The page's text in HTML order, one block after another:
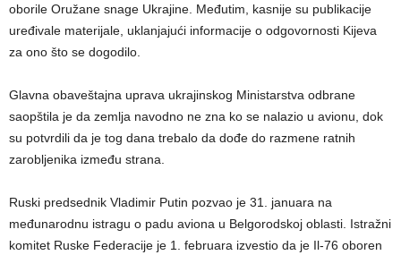
oborile Oružane snage Ukrajine. Međutim, kasnije su publikacije
uređivale materijale, uklanjajući informacije o odgovornosti Kijeva
za ono što se dogodilo.
Glavna obaveštajna uprava ukrajinskog Ministarstva odbrane
saopštila je da zemlja navodno ne zna ko se nalazio u avionu, dok
su potvrdili da je tog dana trebalo da dođe do razmene ratnih
zarobljenika između strana.
Ruski predsednik Vladimir Putin pozvao je 31. januara na
međunarodnu istragu o padu aviona u Belgorodskoj oblasti. Istražni
komitet Ruske Federacije je 1. februara izvestio da je Il-76 oboren